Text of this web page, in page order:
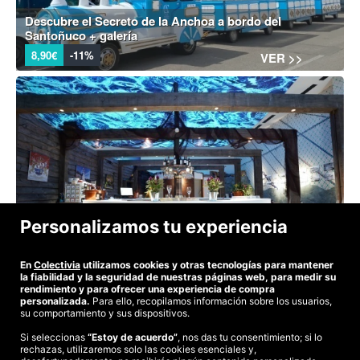
Descubre el Secreto de la Anchoa a bordo del
Santoñuco + galería
8,90€ -11% VER >>
Visita a la Galería de la Anchoa y fábrica + pincho y
4.4 (16)
5,30€ -25% VER >>
©2026 Colectivia
Personalizamos tu experiencia
En Colectivia utilizamos cookies y otras tecnologías para mantener
la fiabilidad y la seguridad de nuestras páginas web, para medir su
rendimiento y para ofrecer una experiencia de compra
personalizada. Para ello, recopilamos información sobre los usuarios,
su comportamiento y sus dispositivos.
Si seleccionas “Estoy de acuerdo”, nos das tu consentimiento; si lo
rechazas, utilizaremos solo las cookies esenciales y,